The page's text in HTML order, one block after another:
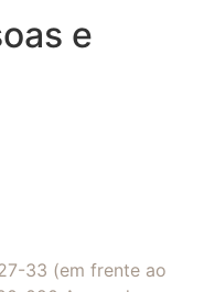
e
33 (em frente ao